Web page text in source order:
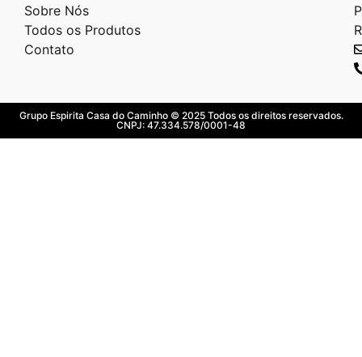
Sobre Nós
Todos os Produtos
Contato
Grupo Espirita Casa do Caminho © 2025 Todos os direitos reservados.
CNPJ: 47.334.578/0001-48